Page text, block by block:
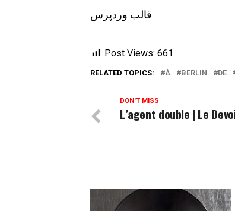
قالب وردپرس
Post Views: 661
RELATED TOPICS: À BERLIN DE
DON'T MISS
L’agent double | Le